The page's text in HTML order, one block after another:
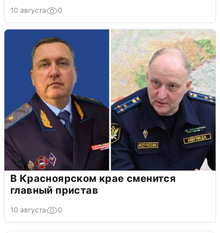
10 августа 0
В Красноярском крае сменится
главный пристав
10 августа 0